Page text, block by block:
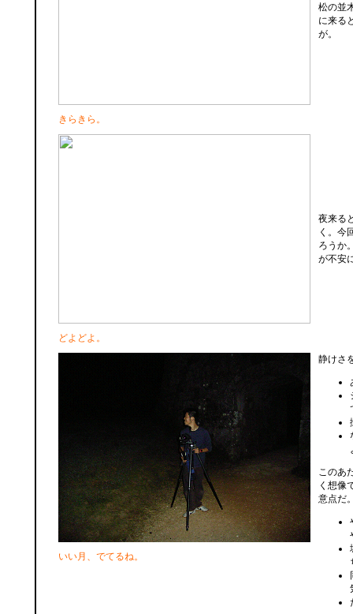
きらきら。
松の並
に来る
が。
どよどよ。
夜来る
く。今
ろうか
が不安
いい月、でてるね。
静けさ
このあ
く想像
意点だ